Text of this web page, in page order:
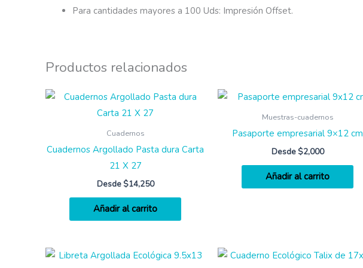
Para cantidades mayores a 100 Uds: Impresión Offset.
Productos relacionados
Cuadernos
Cuadernos Argollado Pasta dura Carta
21 X 27
Desde $14,250
Añadir al carrito
Muestras-cuadernos
Pasaporte empresarial 9×12 cm
Desde $2,000
Añadir al carrito